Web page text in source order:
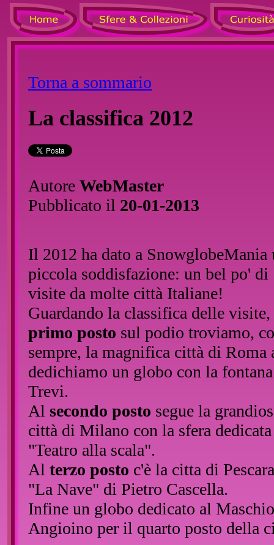
Torna a sommario
La classifica 2012
Autore WebMaster
Pubblicato il 20-01-2013
Il 2012 ha dato a SnowglobeMania
piccola soddisfazione: un bel po' di
visite da molte città Italiane!
Guardando la classifica delle
primo posto sul podio troviamo,
sempre, la magnifica città di Roma
dedichiamo un globo con la
Trevi.
Al secondo posto segue la
città di Milano con la sfera
"Teatro alla scala".
Al terzo posto c'è la citta di
"La Nave" di Pietro Cascella.
Infine un globo dedicato al Maschio
Angioino per il quarto posto della